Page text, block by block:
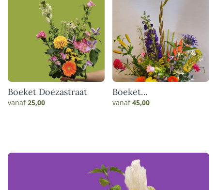
Boeket Doezastraat
vanaf25,00
Boeket
Haarlemmerstraat
vanaf45,00